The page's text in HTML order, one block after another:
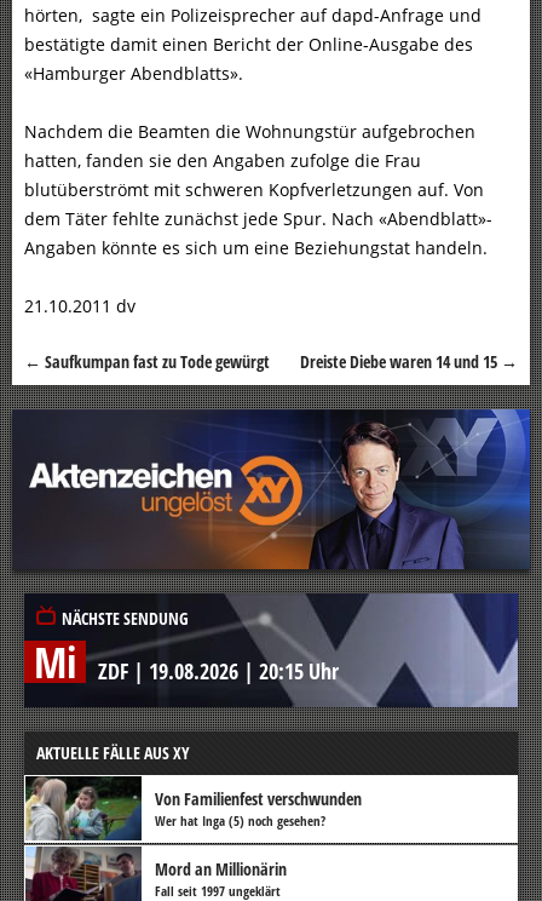
hörten, sagte ein Polizeisprecher auf dapd-Anfrage und
bestätigte damit einen Bericht der Online-Ausgabe des
«Hamburger Abendblatts».
Nachdem die Beamten die Wohnungstür aufgebrochen
hatten, fanden sie den Angaben zufolge die Frau
blutüberströmt mit schweren Kopfverletzungen auf. Von
dem Täter fehlte zunächst jede Spur. Nach «Abendblatt»-
Angaben könnte es sich um eine Beziehungstat handeln.
21.10.2011 dv
Beitragsnavigation
← Saufkumpan fast zu Tode gewürgt Dreiste Diebe waren 14 und 15 →
NÄCHSTE SENDUNG
Mi ZDF | 19.08.2026 | 20:15 Uhr
AKTUELLE FÄLLE AUS XY
Von Familienfest verschwunden
Wer hat Inga (5) noch gesehen?
Mord an Millionärin
Fall seit 1997 ungeklärt